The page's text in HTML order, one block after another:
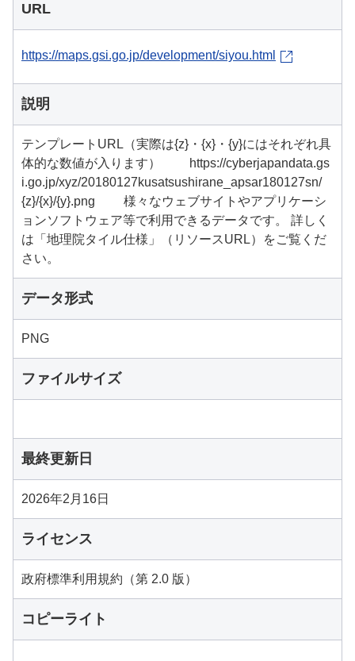
URL
https://maps.gsi.go.jp/development/siyou.html
説明
テンプレートURL（実際は{z}・{x}・{y}にはそれぞれ具
体的な数値が入ります） https://cyberjapandata.gs
i.go.jp/xyz/20180127kusatsushirane_apsar180127sn/
{z}/{x}/{y}.png 様々なウェブサイトやアプリケーシ
ョンソフトウェア等で利用できるデータです。 詳しく
は「地理院タイル仕様」（リソースURL）をご覧くだ
さい。
データ形式
PNG
ファイルサイズ
最終更新日
2026年2月16日
ライセンス
政府標準利用規約（第 2.0 版）
コピーライト